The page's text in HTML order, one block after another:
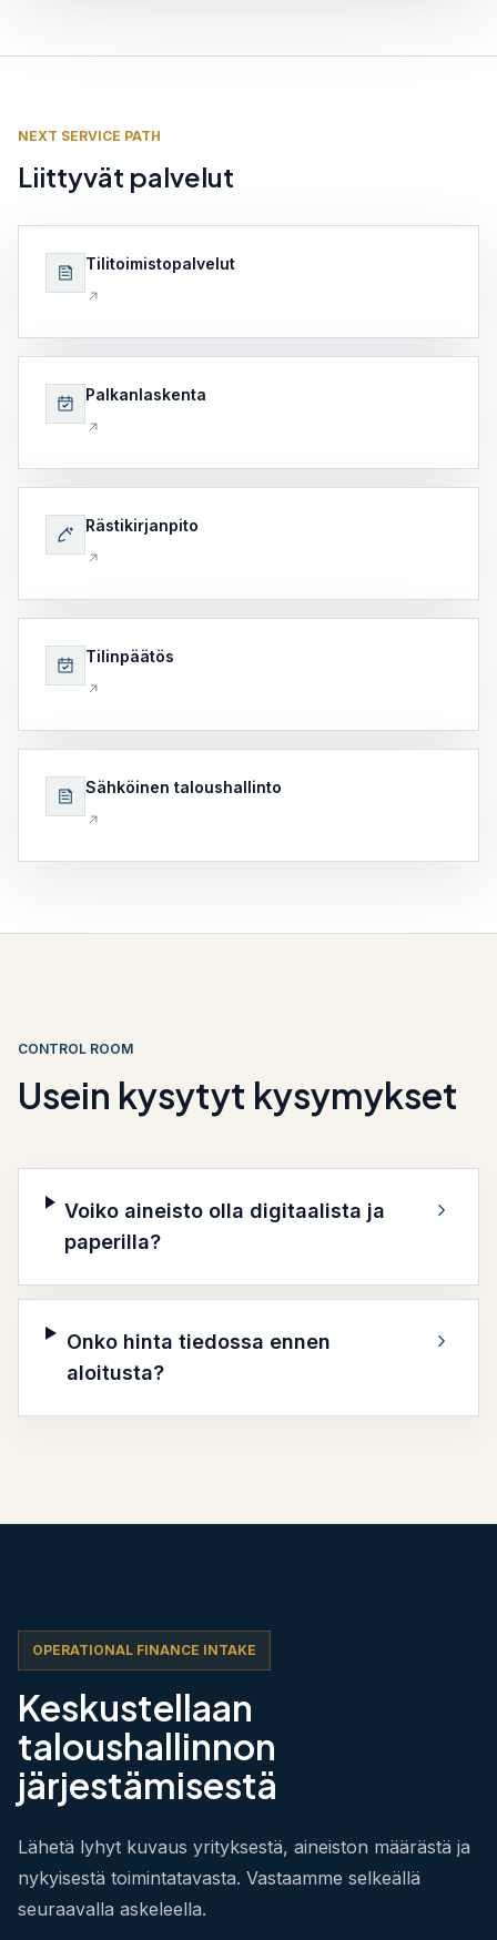
NEXT SERVICE PATH
Liittyvät palvelut
Tilitoimistopalvelut
Palkanlaskenta
Rästikirjanpito
Tilinpäätös
Sähköinen taloushallinto
CONTROL ROOM
Usein kysytyt kysymykset
Voiko aineisto olla digitaalista ja
paperilla?
Onko hinta tiedossa ennen
aloitusta?
OPERATIONAL FINANCE INTAKE
Keskustellaan
taloushallinnon
järjestämisestä
Lähetä lyhyt kuvaus yrityksestä, aineiston määrästä ja
nykyisestä toimintatavasta. Vastaamme selkeällä
seuraavalla askeleella.